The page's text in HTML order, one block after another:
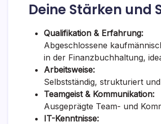
Deine Stärken und
Qualifikation & Erfahrung:
Abgeschlossene
in der Finanzbuchhaltung,
Arbeitsweise:
Selbstständig, strukturiert
Teamgeist & Kommunikation:
Ausgeprägte Team- und
IT-Kenntnisse: